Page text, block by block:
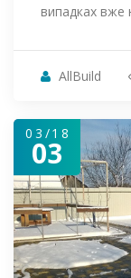
випадках вже
AllBuild
03/18
03